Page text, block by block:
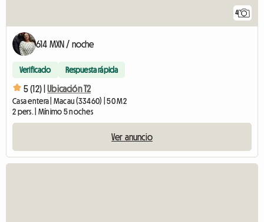
4
614 MXN / noche
Verificado Respuesta rápida
5 (12) | Ubicación T2
Casa entera | Macau (33460) | 50 M2
2 pers. | Mínimo 5 noches
Ver anuncio